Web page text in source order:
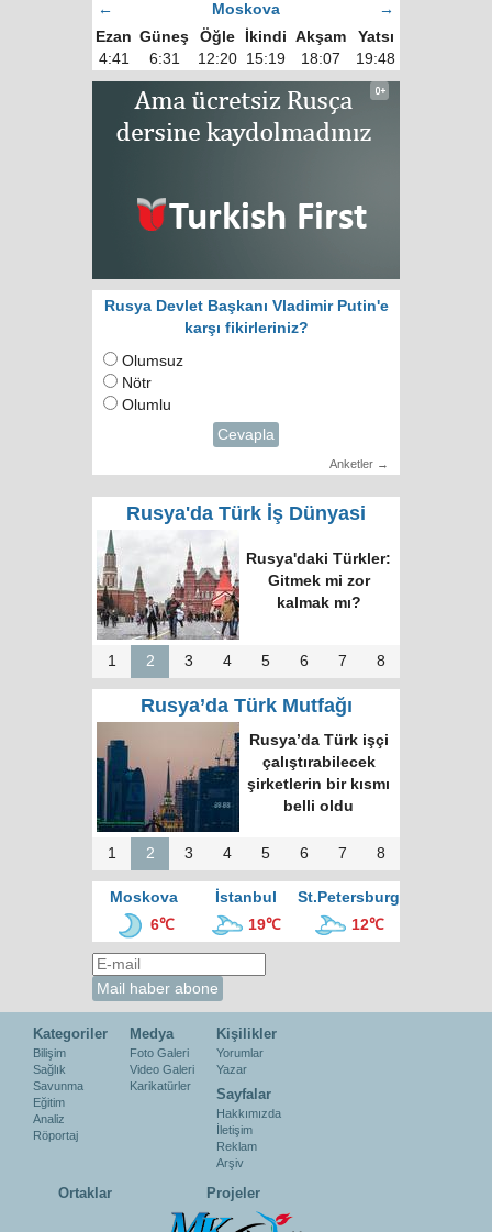
←
Moskova
→
Ezan Güneş Öğle İkindi Akşam
Yatsı
4:41
6:31 12:20 15:19 18:07 19:48
Rusya Devlet Başkanı Vladimir Putin'e
karşı fikirleriniz?
Olumsuz
Nötr
Olumlu
Cevapla
Anketler →
Rusya'da Türk İş Dünyasi
RUTID üyeleri ve
Putin’in temsilcisi
Moskova’da bir
araya geldi
1 2 3 4 5 6 7 8
Rusya’da Türk Mutfağı
Moskova’nın en
büyük kültür
merkezinde “Türk
Kahvesi Gecesi”
düzenlendi
1 2 3 4 5 6 7 8
Moskova İstanbul
St.Petersburg
6℃
19℃ 12℃
Kategoriler
Bilişim
Sağlık
Savunma
Eğitim
Analiz
Röportaj
Medya
Foto Galeri
Video Galeri
Karikatürler
Kişilikler
Yorumlar
Yazar
Sayfalar
Hakkımızda
İletişim
Reklam
Arşiv
Ortaklar Projeler